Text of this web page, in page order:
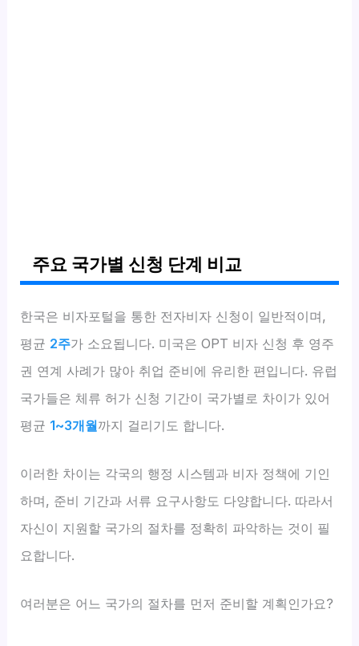
주요 국가별 신청 단계 비교
한국은 비자포털을 통한 전자비자 신청이 일반적이며,
평균 2주가 소요됩니다. 미국은 OPT 비자 신청 후 영주
권 연계 사례가 많아 취업 준비에 유리한 편입니다. 유럽
국가들은 체류 허가 신청 기간이 국가별로 차이가 있어
평균 1~3개월까지 걸리기도 합니다.
이러한 차이는 각국의 행정 시스템과 비자 정책에 기인
하며, 준비 기간과 서류 요구사항도 다양합니다. 따라서
자신이 지원할 국가의 절차를 정확히 파악하는 것이 필
요합니다.
여러분은 어느 국가의 절차를 먼저 준비할 계획인가요?